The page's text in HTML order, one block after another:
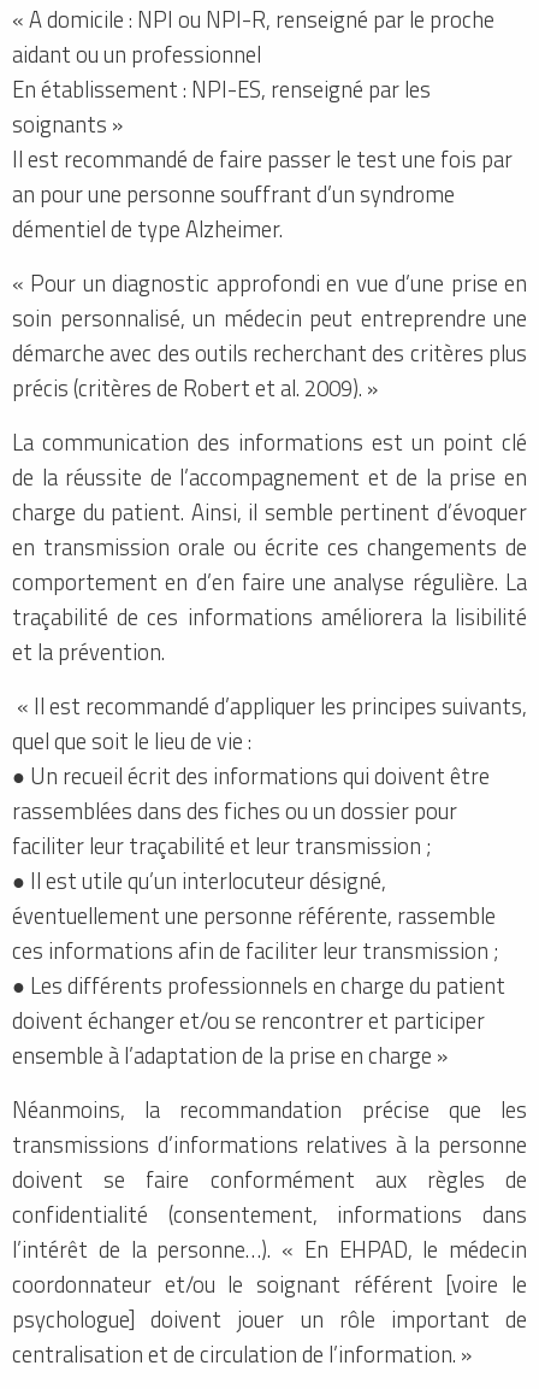
« A domicile : NPI ou NPI-R, renseigné par le proche
aidant ou un professionnel
En établissement : NPI-ES, renseigné par les
soignants »
Il est recommandé de faire passer le test une fois par
an pour une personne souffrant d’un syndrome
démentiel de type Alzheimer.
« Pour un diagnostic approfondi en vue d’une prise en
soin personnalisé, un médecin peut entreprendre une
démarche avec des outils recherchant des critères plus
précis (critères de Robert et al. 2009). »
La communication des informations est un point clé
de la réussite de l’accompagnement et de la prise en
charge du patient. Ainsi, il semble pertinent d’évoquer
en transmission orale ou écrite ces changements de
comportement en d’en faire une analyse régulière. La
traçabilité de ces informations améliorera la lisibilité
et la prévention.
« Il est recommandé d’appliquer les principes suivants,
quel que soit le lieu de vie :
● Un recueil écrit des informations qui doivent être
rassemblées dans des fiches ou un dossier pour
faciliter leur traçabilité et leur transmission ;
● Il est utile qu’un interlocuteur désigné,
éventuellement une personne référente, rassemble
ces informations afin de faciliter leur transmission ;
● Les différents professionnels en charge du patient
doivent échanger et/ou se rencontrer et participer
ensemble à l’adaptation de la prise en charge »
Néanmoins, la recommandation précise que les
transmissions d’informations relatives à la personne
doivent se faire conformément aux règles de
confidentialité (consentement, informations dans
l’intérêt de la personne…). « En EHPAD, le médecin
coordonnateur et/ou le soignant référent [voire le
psychologue] doivent jouer un rôle important de
centralisation et de circulation de l’information. »